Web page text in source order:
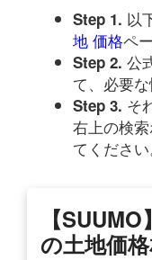
Step 1. 以
地 価格ペ
Step 2. 公
て、必要
Step 3. そ
右上の検
てください
【
の土地価